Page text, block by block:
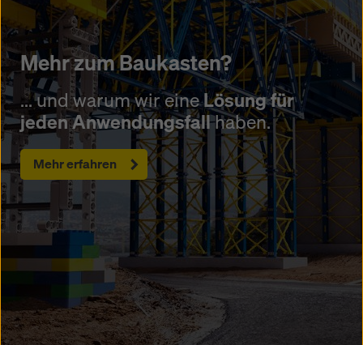
Mehr zum Baukasten?
... und warum wir eineLösung für
jeden Anwendungsfallhaben.
Mehr erfahren